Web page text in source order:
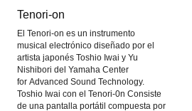
Tenori-on
El Tenori-on es un instrumento
musical electrónico diseñado por el
artista japonés Toshio Iwai y Yu
Nishibori del Yamaha Center
for Advanced Sound Technology.
Toshio Iwai con el Tenori-0n Consiste
de una pantalla portátil compuesta por
Tenori-on